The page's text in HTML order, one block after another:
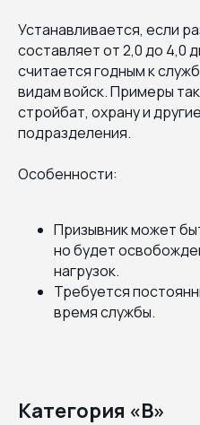
Устанавливается, если
составляет от 2,0 до 4,0
считается годным к
видам войск. Примеры
стройбат, охрану и
подразделения.
Особенности:
Призывник может
но будет
нагрузок.
Требуется
время службы.
Категория «В»